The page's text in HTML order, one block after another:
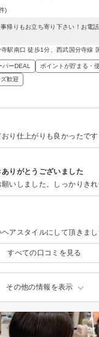
)
帰りもお立ち寄り下さい！お電
駅南口 徒歩1分、西武国分寺線
パーDEAL
ポイントが貯まる・
ズ歓迎
りがとうございました
アスタイルにして頂きまし
すべての口コミを見る
その他の情報を表示